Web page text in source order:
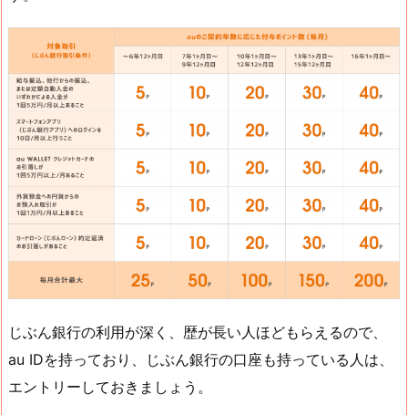
じぶん銀行の利用が深く、歴が長い人ほどもらえるので、
au IDを持っており、じぶん銀行の口座も持っている人は、
エントリーしておきましょう。